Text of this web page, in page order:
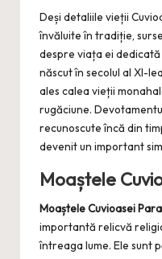
Deși detaliile vieții
învăluite în tradiție,
despre viața ei dedicată
născut în secolul al XI-
ales calea vieții
rugăciune.
recunoscute încă din
devenit un important
Moaștele
Moaștele Cuvioasei
importantă relicvă
întreaga lume. Ele sunt